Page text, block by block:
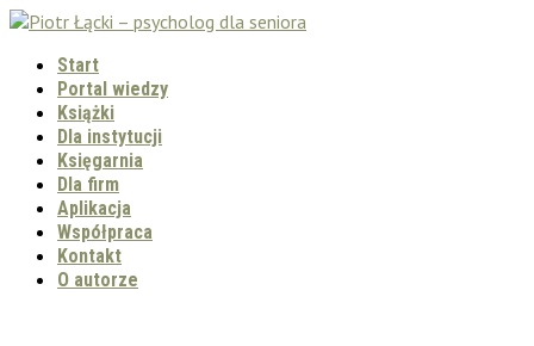
Start
Portal wiedzy
Książki
Dla instytucji
Księgarnia
Dla firm
Aplikacja
Współpraca
Kontakt
O autorze